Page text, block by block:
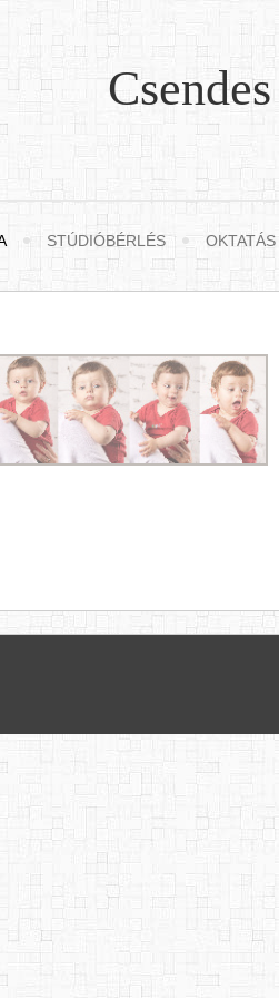
STÚDIÓBÉRLÉS OKTATÁS